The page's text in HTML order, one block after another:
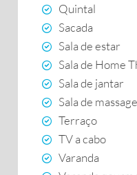
Quintal
Sacada
Sala de estar
Sala de Home
Sala de jantar
Sala de
Terraço
TV a cabo
Varanda